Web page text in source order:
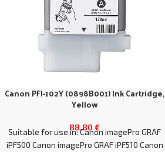
Canon PFI-102Y (0898B001) Ink Cartridge,
Yellow
88,80 €
Suitable for use in: Canon imagePro GRAF
iPF500 Canon imagePro GRAF iPF510 Canon